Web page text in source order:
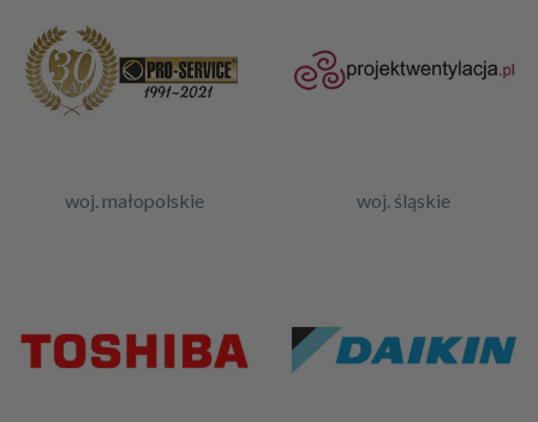
woj. małopolskie woj. śląskie